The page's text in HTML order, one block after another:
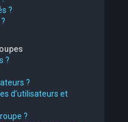
?
?
?
d’utilisateurs et
?